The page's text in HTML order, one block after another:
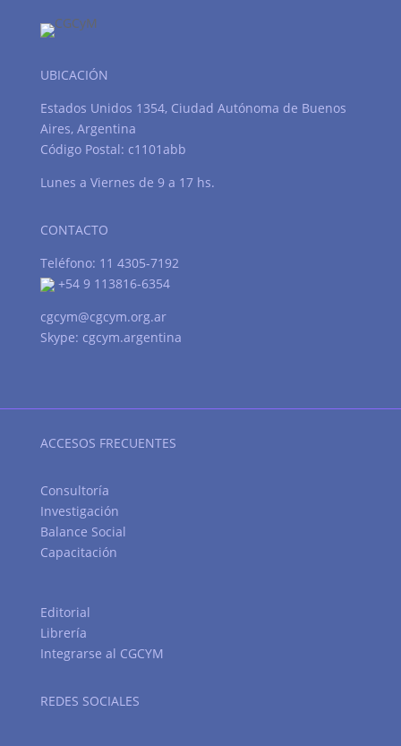
UBICACIÓN
Estados Unidos 1354, Ciudad Autónoma de Buenos
Aires, Argentina
Código Postal: c1101abb
Lunes a Viernes de 9 a 17 hs.
CONTACTO
Teléfono: 11 4305-7192
+54 9 113816-6354
cgcym@cgcym.org.ar
Skype: cgcym.argentina
ACCESOS FRECUENTES
Consultoría
Investigación
Balance Social
Capacitación
Editorial
Librería
Integrarse al CGCYM
REDES SOCIALES